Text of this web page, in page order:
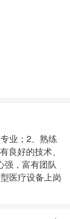
业；2、熟练
良好的技术、
强，富有团队
医疗设备上岗